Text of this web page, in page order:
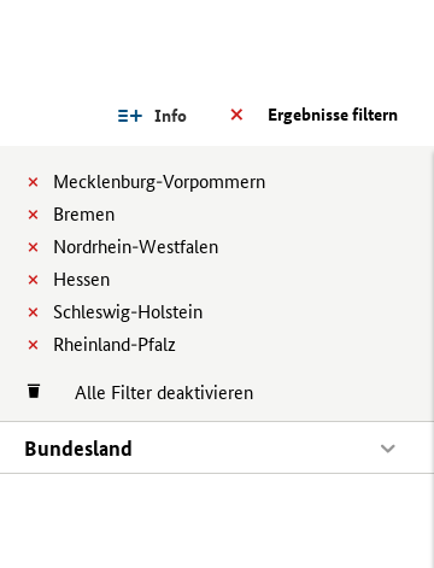
Ergebnisse filtern
Info
Mecklenburg-Vorpommern
Bremen
Nordrhein-Westfalen
Hessen
Schleswig-Holstein
Rheinland-Pfalz
Alle Filter deaktivieren
Bundesland